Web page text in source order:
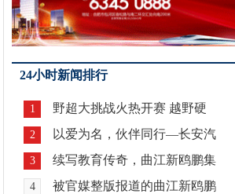
24小时新闻排行
1 野超大挑战火热开赛 越野硬
2 以爱为名，伙伴同行—长安汽
3 续写教育传奇，曲江新鸥鹏集
4 被官媒整版报道的曲江新鸥鹏